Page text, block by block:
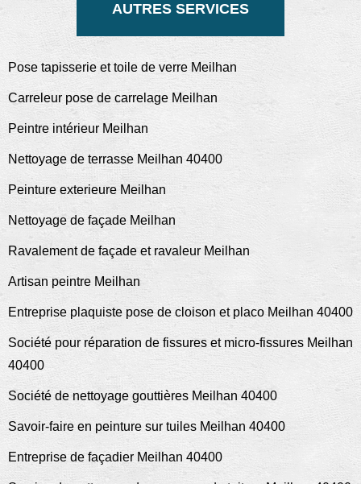
AUTRES SERVICES
Pose tapisserie et toile de verre Meilhan
Carreleur pose de carrelage Meilhan
Peintre intérieur Meilhan
Nettoyage de terrasse Meilhan 40400
Peinture exterieure Meilhan
Nettoyage de façade Meilhan
Ravalement de façade et ravaleur Meilhan
Artisan peintre Meilhan
Entreprise plaquiste pose de cloison et placo Meilhan 40400
Société pour réparation de fissures et micro-fissures Meilhan
40400
Société de nettoyage gouttières Meilhan 40400
Savoir-faire en peinture sur tuiles Meilhan 40400
Entreprise de façadier Meilhan 40400